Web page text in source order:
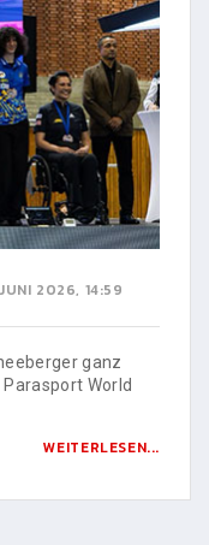
2026, 14:59
ganz
World
WEITERLESEN...